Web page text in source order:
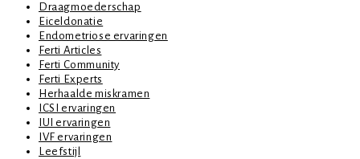
Draagmoederschap
Eiceldonatie
Endometriose ervaringen
Ferti Articles
Ferti Community
Ferti Experts
Herhaalde miskramen
ICSI ervaringen
IUI ervaringen
IVF ervaringen
Leefstijl